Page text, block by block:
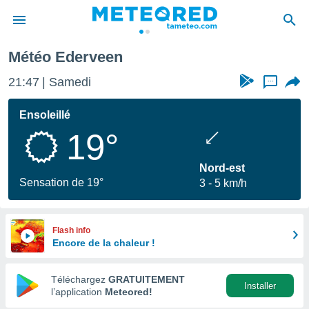
de
en
Météo Ederveen
21:47 Samedi ...
Ensoleillé
19°
Sensation de 19°
Nord-est
3
5 km/h
Flash info
Encore de la chaleur !
Téléchargez GRATUITEMENT
l’application Meteored!
Installer